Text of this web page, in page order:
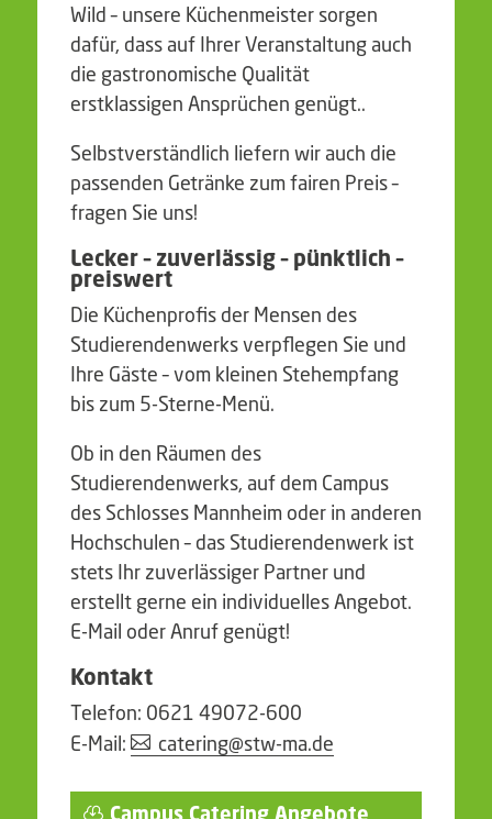
Wild – unsere Küchenmeister sorgen
dafür, dass auf Ihrer Veranstaltung auch
die gastronomische Qualität
erstklassigen Ansprüchen genügt..
Selbstverständlich liefern wir auch die
passenden Getränke zum fairen Preis –
fragen Sie uns!
Lecker – zuverlässig – pünktlich –
preiswert
Die Küchenprofis der Mensen des
Studierendenwerks verpflegen Sie und
Ihre Gäste – vom kleinen Stehempfang
bis zum 5-Sterne-Menü.
Ob in den Räumen des
Studierendenwerks, auf dem Campus
des Schlosses Mannheim oder in anderen
Hochschulen – das Studierendenwerk ist
stets Ihr zuverlässiger Partner und
erstellt gerne ein individuelles Angebot.
E-Mail oder Anruf genügt!
Kontakt
Telefon: 0621 49072-600
E-Mail:
catering@stw-ma.de
Campus Catering Angebote